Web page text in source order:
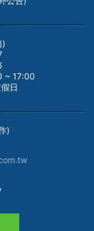
)
~ 17:00
日
)